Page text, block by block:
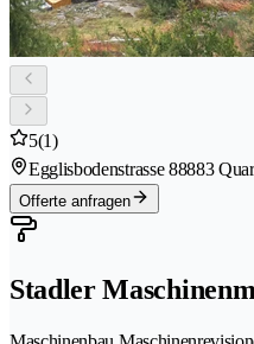
5(1)
Egglisbodenstrasse 88883
Offerte anfragen
Stadler